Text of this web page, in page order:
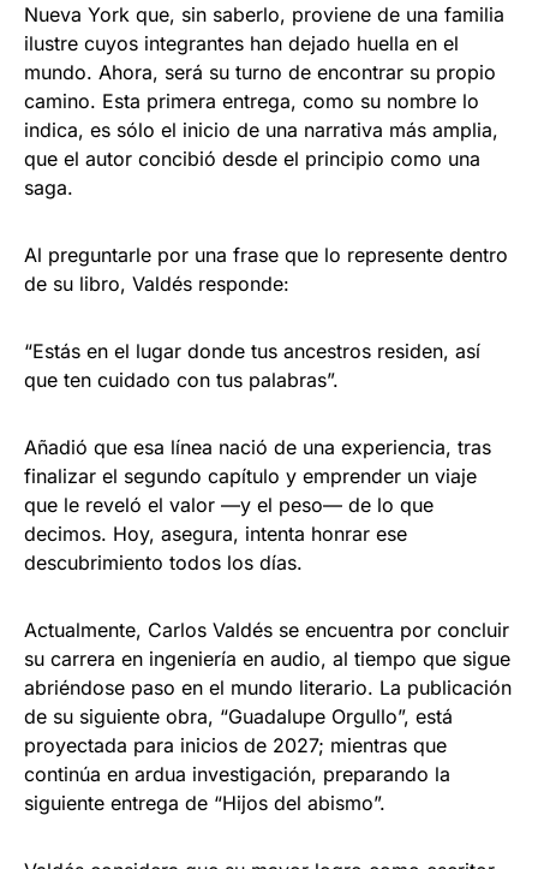
Nueva York que, sin saberlo, proviene de una familia
ilustre cuyos integrantes han dejado huella en el
mundo. Ahora, será su turno de encontrar su propio
camino. Esta primera entrega, como su nombre lo
indica, es sólo el inicio de una narrativa más amplia,
que el autor concibió desde el principio como una
saga.
Al preguntarle por una frase que lo represente dentro
de su libro, Valdés responde:
“Estás en el lugar donde tus ancestros residen, así
que ten cuidado con tus palabras”.
Añadió que esa línea nació de una experiencia, tras
finalizar el segundo capítulo y emprender un viaje
que le reveló el valor —y el peso— de lo que
decimos. Hoy, asegura, intenta honrar ese
descubrimiento todos los días.
Actualmente, Carlos Valdés se encuentra por concluir
su carrera en ingeniería en audio, al tiempo que sigue
abriéndose paso en el mundo literario. La publicación
de su siguiente obra, “Guadalupe Orgullo”, está
proyectada para inicios de 2027; mientras que
continúa en ardua investigación, preparando la
siguiente entrega de “Hijos del abismo”.